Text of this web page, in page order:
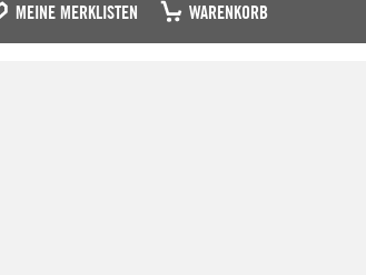
MEINE MERKLISTEN WARENKORB